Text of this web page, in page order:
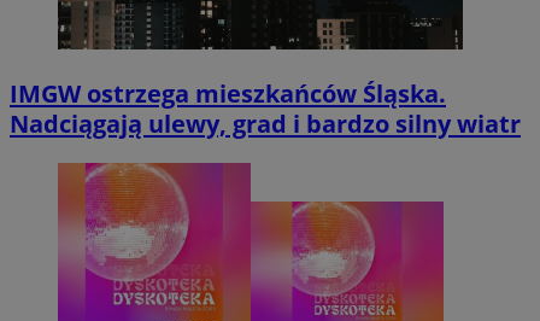
IMGW ostrzega mieszkańców Śląska.
Nadciągają ulewy, grad i bardzo silny wiatr